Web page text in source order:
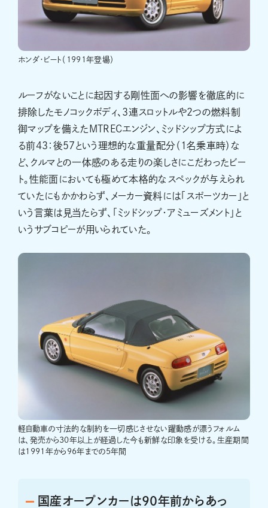
ホンダ・ビート（1991年登場）
ルーフがないことに起因する剛性面への影響を徹底的に
排除したモノコックボディ、3連スロットルや2つの燃料制
御マップを備えたMTRECエンジン、ミッドシップ方式によ
る前43：後57という理想的な重量配分（1名乗車時）な
ど、クルマとの一体感のある走りの楽しさにこだわったビー
ト。性能面においても極めて本格的なスペックが与えられ
ていたにもかかわらず、メーカー資料には「スポーツカー」と
いう言葉は見当たらず、「ミッドシップ・アミューズメント」と
いうサブコピーが用いられていた。
軽自動車の寸法的な制約を一切感じさせない躍動感が漂うフォルム
は、発売から30年以上が経過した今も新鮮な印象を受ける。生産期間
は1991年から96年までの5年間
国産オープンカーは90年前からあっ